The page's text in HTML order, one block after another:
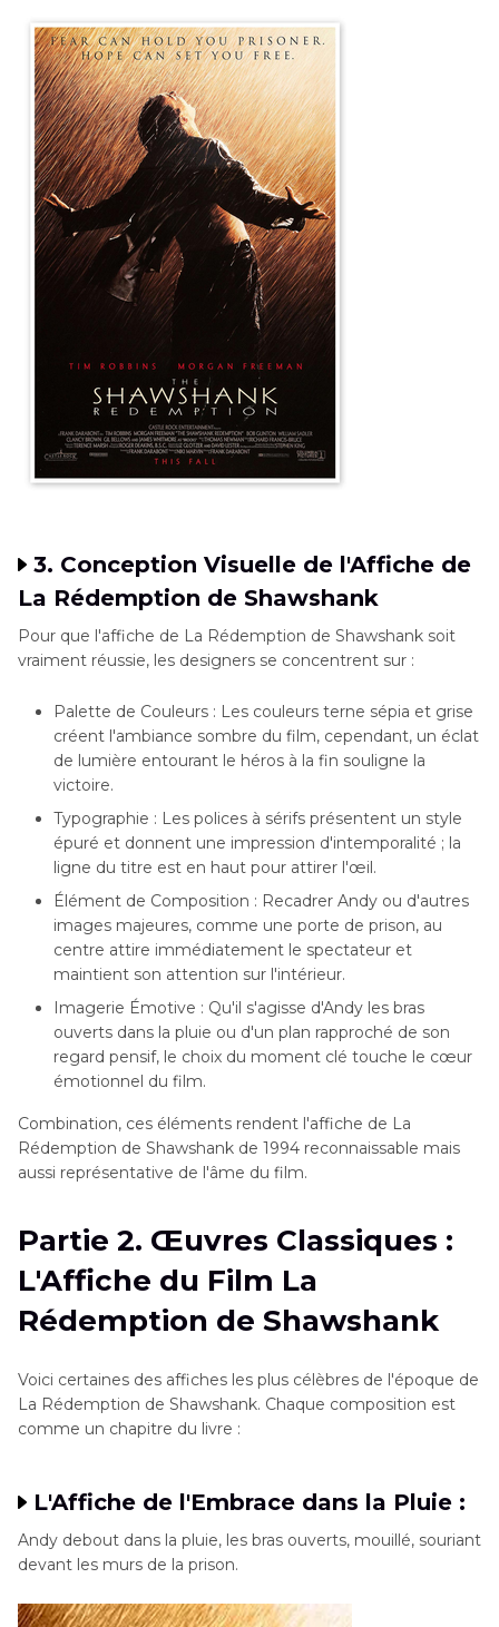
3. Conception Visuelle de l'Affiche de
La Rédemption de Shawshank
Pour que l'affiche de La Rédemption de Shawshank soit
vraiment réussie, les designers se concentrent sur :
Palette de Couleurs : Les couleurs terne sépia et grise
créent l'ambiance sombre du film, cependant, un éclat
de lumière entourant le héros à la fin souligne la
victoire.
Typographie : Les polices à sérifs présentent un style
épuré et donnent une impression d'intemporalité ; la
ligne du titre est en haut pour attirer l'œil.
Élément de Composition : Recadrer Andy ou d'autres
images majeures, comme une porte de prison, au
centre attire immédiatement le spectateur et
maintient son attention sur l'intérieur.
Imagerie Émotive : Qu'il s'agisse d'Andy les bras
ouverts dans la pluie ou d'un plan rapproché de son
regard pensif, le choix du moment clé touche le cœur
émotionnel du film.
Combination, ces éléments rendent l'affiche de La
Rédemption de Shawshank de 1994 reconnaissable mais
aussi représentative de l'âme du film.
Partie 2. Œuvres Classiques :
L'Affiche du Film La
Rédemption de Shawshank
Voici certaines des affiches les plus célèbres de l'époque de
La Rédemption de Shawshank. Chaque composition est
comme un chapitre du livre :
L'Affiche de l'Embrace dans la Pluie :
Andy debout dans la pluie, les bras ouverts, mouillé, souriant
devant les murs de la prison.